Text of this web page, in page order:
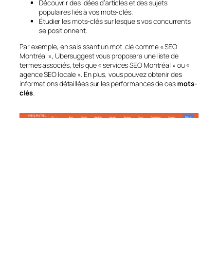
Découvrir des idées d’articles et des sujets
populaires liés à vos mots-clés.
Étudier les mots-clés sur lesquels vos concurrents
se positionnent.
Par exemple, en saisissant un mot-clé comme « SEO
Montréal », Ubersuggest vous proposera une liste de
termes associés, tels que « services SEO Montréal » ou «
agence SEO locale ». En plus, vous pouvez obtenir des
informations détaillées sur les performances de cesmots-
clés